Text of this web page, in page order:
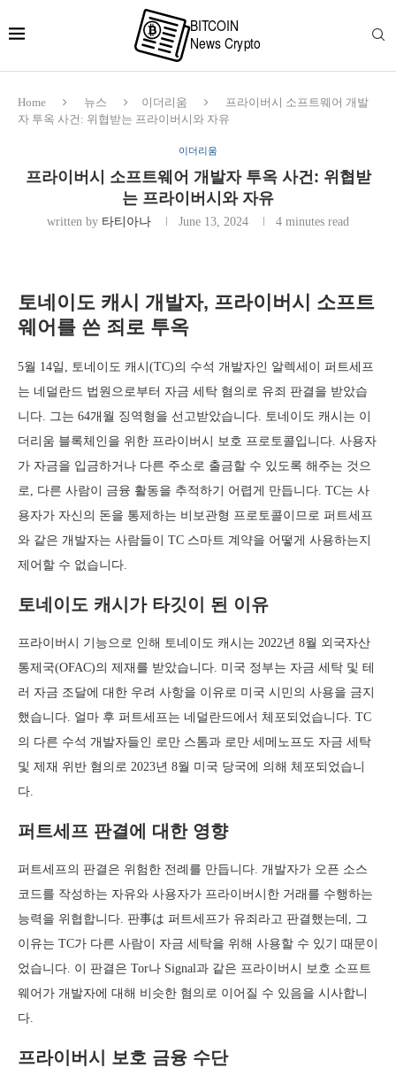
Home 뉴스 이더리움
프라이버시 소프트웨어 개발
자 투옥 사건: 위협받는 프라이버시와 자유
이더리움
프라이버시 소프트웨어 개발자 투옥 사건: 위협받
는 프라이버시와 자유
written by 타티아나 June 13, 2024 4 minutes read
토네이도 캐시 개발자, 프라이버시 소프트
웨어를 쓴 죄로 투옥
5월 14일, 토네이도 캐시(TC)의 수석 개발자인 알렉세이 퍼트세프
는 네덜란드 법원으로부터 자금 세탁 혐의로 유죄 판결을 받았습
니다. 그는 64개월 징역형을 선고받았습니다. 토네이도 캐시는 이
더리움 블록체인을 위한 프라이버시 보호 프로토콜입니다. 사용자
가 자금을 입금하거나 다른 주소로 출금할 수 있도록 해주는 것으
로, 다른 사람이 금융 활동을 추적하기 어렵게 만듭니다. TC는 사
용자가 자신의 돈을 통제하는 비보관형 프로토콜이므로 퍼트세프
와 같은 개발자는 사람들이 TC 스마트 계약을 어떻게 사용하는지
제어할 수 없습니다.
토네이도 캐시가 타깃이 된 이유
프라이버시 기능으로 인해 토네이도 캐시는 2022년 8월 외국자산
통제국(OFAC)의 제재를 받았습니다. 미국 정부는 자금 세탁 및 테
러 자금 조달에 대한 우려 사항을 이유로 미국 시민의 사용을 금지
했습니다. 얼마 후 퍼트세프는 네덜란드에서 체포되었습니다. TC
의 다른 수석 개발자들인 로만 스톰과 로만 세메노프도 자금 세탁
및 제재 위반 혐의로 2023년 8월 미국 당국에 의해 체포되었습니
다.
퍼트세프 판결에 대한 영향
퍼트세프의 판결은 위험한 전례를 만듭니다. 개발자가 오픈 소스
코드를 작성하는 자유와 사용자가 프라이버시한 거래를 수행하는
능력을 위협합니다. 판事は 퍼트세프가 유죄라고 판결했는데, 그
이유는 TC가 다른 사람이 자금 세탁을 위해 사용할 수 있기 때문이
었습니다. 이 판결은 Tor나 Signal과 같은 프라이버시 보호 소프트
웨어가 개발자에 대해 비슷한 혐의로 이어질 수 있음을 시사합니
다.
프라이버시 보호 금융 수단